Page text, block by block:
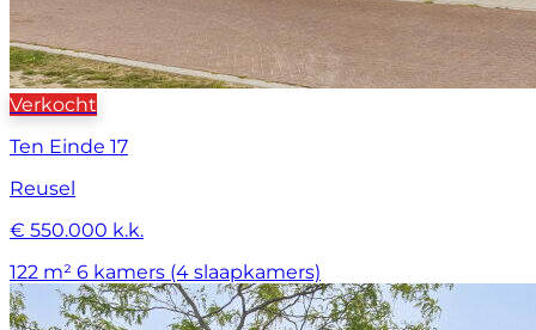
Verkocht
Ten Einde 17
Reusel
€ 550.000 k.k.
122 m² 6 kamers (4 slaapkamers)